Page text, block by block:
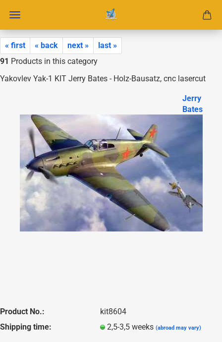
« first « back next »
last »
91 Products in this category
Yakovlev Yak-1 KIT Jerry Bates - Holz-Bausatz, cnc lasercut
Jerry
Bates
Product No.:
kit8604
Shipping time:
2,5-3,5 weeks (abroad may vary)